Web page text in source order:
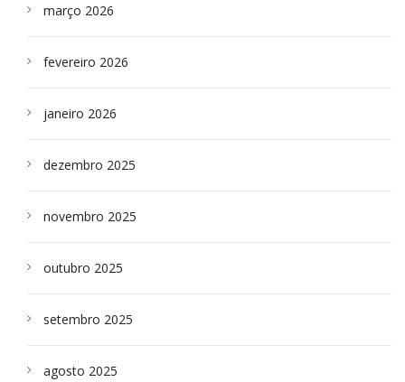
março 2026
fevereiro 2026
janeiro 2026
dezembro 2025
novembro 2025
outubro 2025
setembro 2025
agosto 2025